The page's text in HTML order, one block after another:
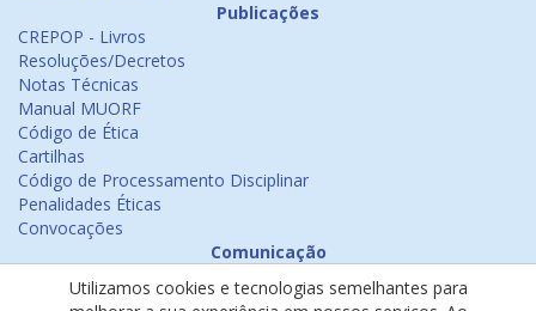
Publicações
CREPOP - Livros
Resoluções/Decretos
Notas Técnicas
Manual MUORF
Código de Ética
Cartilhas
Código de Processamento Disciplinar
Penalidades Éticas
Convocações
Comunicação
Emissão de Certificados
Utilizamos cookies e tecnologias semelhantes para